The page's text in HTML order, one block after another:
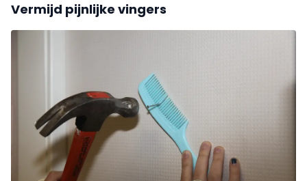
Vermijd pijnlijke vingers